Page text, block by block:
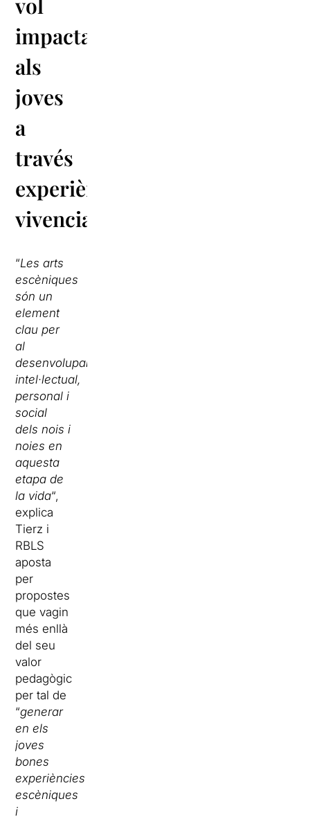
vol
impactar
als
joves
a
través
experiències
vivencials
“Les arts
escèniques
són un
element
clau per
al
desenvolupament
intel·lectual,
personal i
social
dels nois i
noies en
aquesta
etapa de
la vida“,
explica
Tierz i
RBLS
aposta
per
propostes
que vagin
més enllà
del seu
valor
pedagògic
per tal de
“generar
en els
joves
bones
experiències
escèniques
i